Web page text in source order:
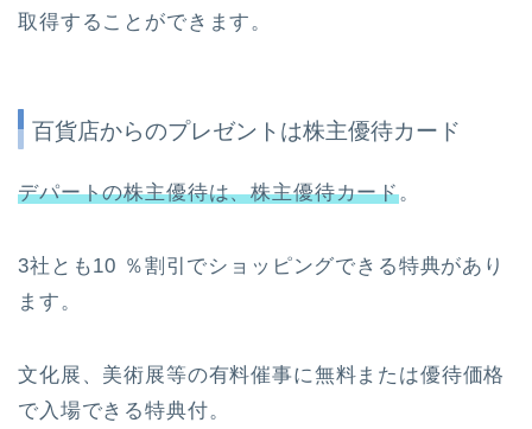
取得することができます。
百貨店からのプレゼントは株主優待カード
デパートの株主優待は、株主優待カード。
3社とも10 ％割引でショッピングできる特典があり
ます。
文化展、美術展等の有料催事に無料または優待価格
で入場できる特典付。